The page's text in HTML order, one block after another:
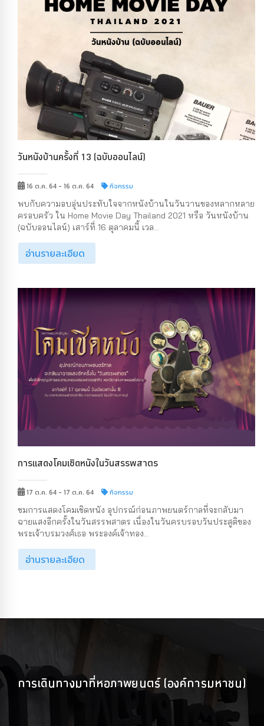
วันหนังบ้านครั้งที่ 13 (ฉบับออนไลน์)
16 ต.ค. 64 - 16 ต.ค. 64 กิจกรรม
พบกับความอบอุ่นประทับใจจากหนังบ้านในวันวานของหลากหลาย
ครอบครัว ใน Home Movie Day Thailand 2021 หรือ วันหนังบ้าน
(ฉบับออนไลน์) เสาร์ที่ 16 ตุลาคมนี้ เวล...
อ่านรายละเอียด
การแสดงโคมเชิดหนังในวันสรรพสาตร
17 ต.ค. 64 - 17 ต.ค. 64 กิจกรรม
ชมการแสดงโคมเชิดหนัง อุปกรณ์ก่อนภาพยนตร์กาลที่จะกลับมา
ฉายแสงอีกครั้งในวันสรรพสาตร เนื่องในวันครบรอบวันประสูติของ
พระเจ้าบรมวงศ์เธอ พระองค์เจ้าทอง...
อ่านรายละเอียด
การเดินทางมาที่หอภาพยนตร์ (องค์การมหาชน)